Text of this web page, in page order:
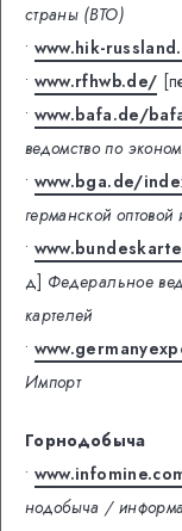
страны (ВТО)
• www.hik-
• www.rfhwb.de/
• www.bafa.de/
ведомство по
• www.bga.de/
германской
•
д] Федеральное
картелей
•
Импорт
Горнодобыча
•
нодобыча /